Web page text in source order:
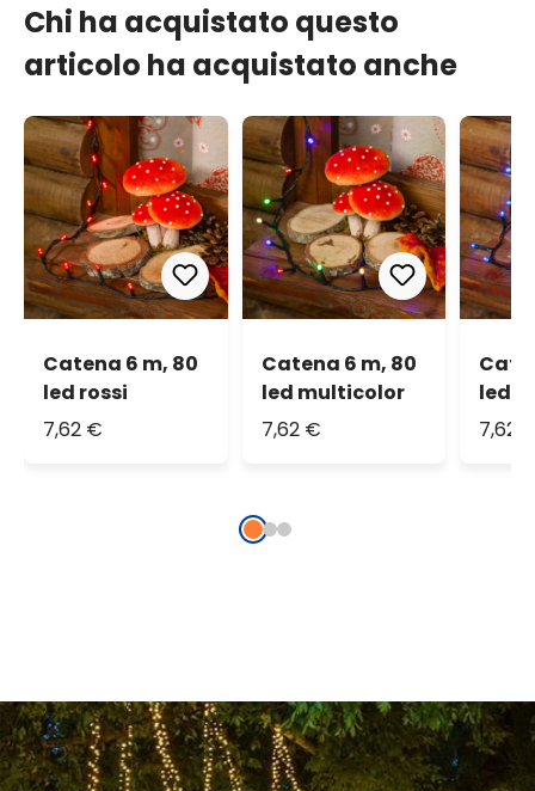
Chi ha acquistato questo
articolo ha acquistato anche
Catena 6 m, 80
led rossi
7,62 €
Catena 6 m, 80
led multicolor
7,62 €
led
7,62